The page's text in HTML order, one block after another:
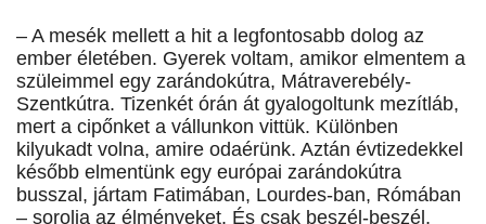
– A mesék mellett a hit a legfontosabb dolog az
ember életében. Gyerek voltam, amikor elmentem a
szüleimmel egy zarándokútra, Mátraverebély-
Szentkútra. Tizenkét órán át gyalogoltunk mezítláb,
mert a cipőnket a vállunkon vittük. Különben
kilyukadt volna, amire odaérünk. Aztán évtizedekkel
később elmentünk egy európai zarándokútra
busszal, jártam Fatimában, Lourdes-ban, Rómában
– sorolja az élményeket. És csak beszél-beszél,